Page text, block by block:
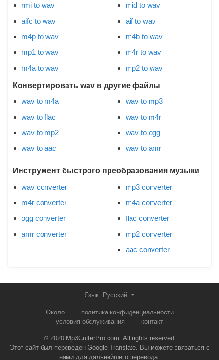
rmi to wav
aifc to wav
m4p to wav
mp1 to wav
m4a to wav
mid to wav
aif to wav
m4b to wav
m4r to wav
mp2 to wav
Конвертировать wav в другие файлы
wav to m4a
wav to flac
wav to mp2
wav to aac
wav to mp3
wav to m4r
wav to ogg
wav to amr
Инструмент быстрого преобразования музыки
wav converter
m4r converter
ogg converter
amr converter
mp3 converter
m4a converter
flac converter
mp2 converter
aac converter
Язык: Русский
Около
политика конфиденциальности
условия обслуживания
контакт
© 2020 Mp3CutterPro.com. All rights reserved.
Этот сайт был переведен Google Translate. Вы можете связаться с
нами для дальнейшего перевода.